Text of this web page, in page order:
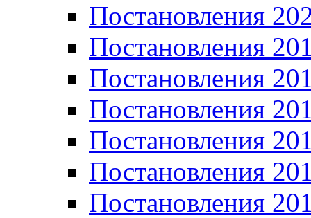
Постановления
Постановления
Постановления
Постановления
Постановления
Постановления
Постановления